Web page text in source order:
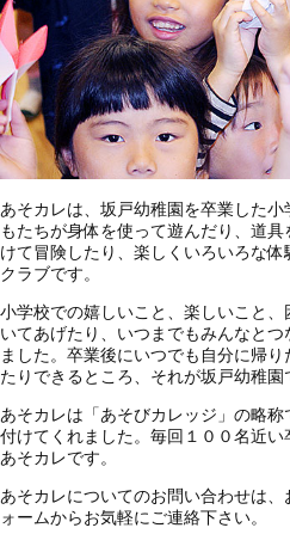
あそカレは、坂戸幼稚園を卒業した
もたちが身体を使って遊んだり、道
けて冒険したり、楽しくいろいろな
クラブです。
小学校での嬉しいこと、楽しいこと
いてあげたり、いつまでもみんなと
ました。卒業後にいつでも自分に帰
たりできるところ、それが坂戸幼稚園
あそカレは「あそびカレッジ」の略
付けてくれました。毎回１００名近
あそカレです。
あそカレについてのお問い合わせは
ォームからお気軽にご連絡下さい。